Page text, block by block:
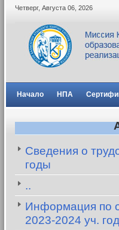
Четверг, Августа 06 2026
Начало НПА
Сведения о
годы
..
Информация по
2023-2024 уч. год